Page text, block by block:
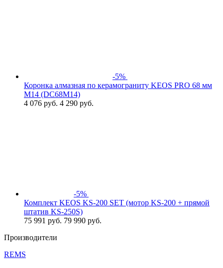
-5%
Коронка алмазная по керамограниту KEOS PRO 68 мм
M14 (DC68M14)
4 076 руб. 4 290 руб.
-5%
Комплект KEOS KS-200 SET (мотор KS-200 + прямой
штатив KS-250S)
75 991 руб. 79 990 руб.
Производители
REMS